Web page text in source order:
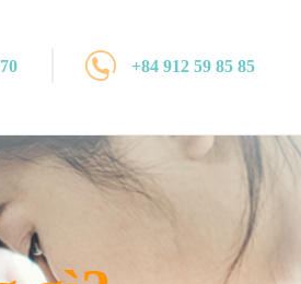
+84 912 59 85 85